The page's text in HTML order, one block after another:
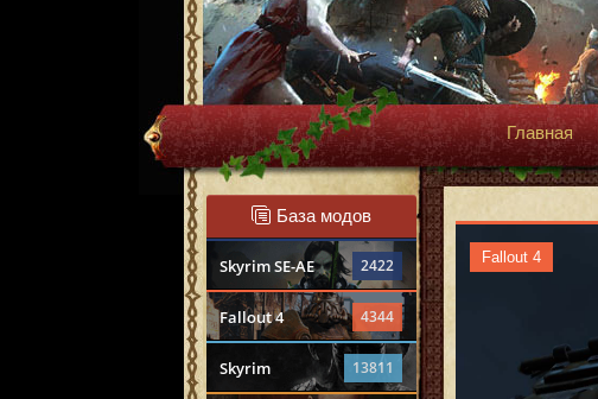
Главная
База модов
Skyrim SE-AE 2422
Fallout 4 4344
Skyrim 13811
Fallout 4